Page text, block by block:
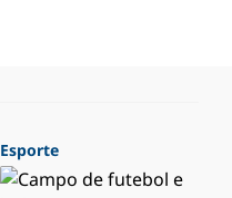
Esporte